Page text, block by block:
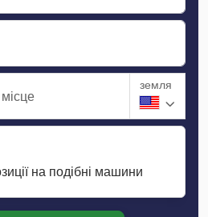
земля
на подібні машини